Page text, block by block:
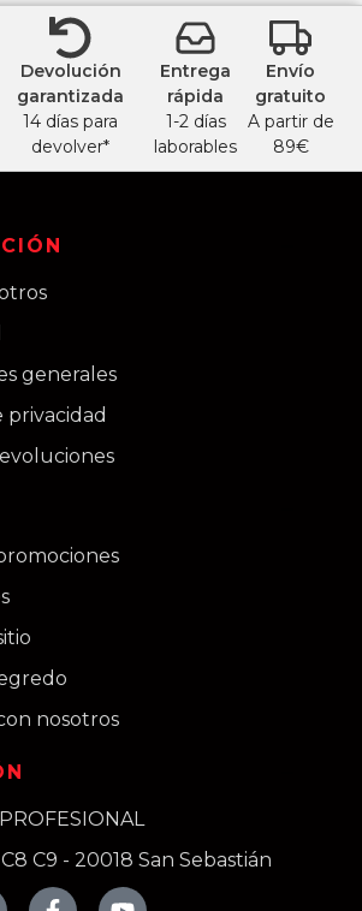
Devolución
garantizada
14 días para
devolver*
Entrega
rápida
1-2 días
laborables
Envío
gratuito
A partir de
89€
generales
privacidad
nosotros
C9 - 20018 San Sebastián